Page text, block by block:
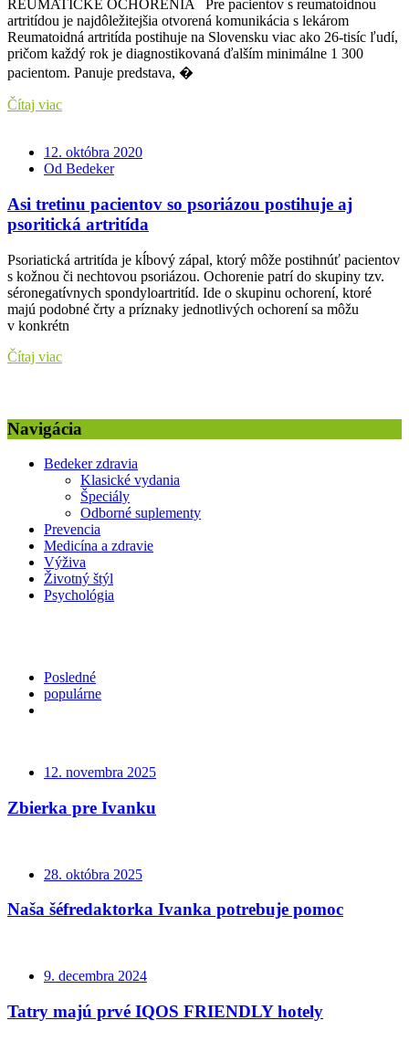
REUMATICKÉ OCHORENIA Pre pacientov s reumatoidnou
artritídou je najdôležitejšia otvorená komunikácia s lekárom
Reumatoidná artritída postihuje na Slovensku viac ako 26-tisíc ľudí,
pričom každý rok je diagnostikovaná ďalším minimálne 1 300
pacientom. Panuje predstava, �
Čítaj viac
12. októbra 2020
Od Bedeker
Asi tretinu pacientov so psoriázou postihuje aj
psoritická artritída
Psoriatická artritída je kĺbový zápal, ktorý môže postihnúť pacientov
s kožnou či nechtovou psoriázou. Ochorenie patrí do skupiny tzv.
séronegatívnych spondyloartritíd. Ide o skupinu ochorení, ktoré
majú podobné črty a príznaky jednotlivých ochorení sa môžu
v konkrétn
Čítaj viac
Navigácia
Bedeker zdravia
Klasické vydania
Špeciály
Odborné suplementy
Prevencia
Medicína a zdravie
Výživa
Životný štýl
Psychológia
Posledné
populárne
12. novembra 2025
Zbierka pre Ivanku
28. októbra 2025
Naša šéfredaktorka Ivanka potrebuje pomoc
9. decembra 2024
Tatry majú prvé IQOS FRIENDLY hotely